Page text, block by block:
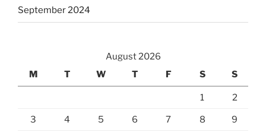
September 2024
August 2026
M
T W T F S S
1 2
3 4 5 6 7 8 9